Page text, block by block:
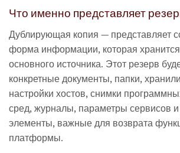
Что именно представляет
Дублирующая копия — представляет
форма информации, которая
основного источника. Этот резерв
конкретные документы, папки,
настройки хостов, снимки
сред, журналы, параметры сервисов и
элементы, важные для возврата
платформы.